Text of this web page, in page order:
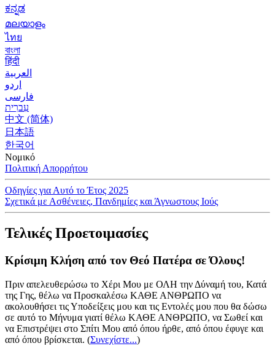
ಕನ್ನಡ
മലയാളം
ไทย
বাংলা
हिंदी
العربية
اردو
فارسی
עִברִית
中文 (简体)
日本語
한국어
Νομικό
Πολιτική Απορρήτου
Οδηγίες για Αυτό το Έτος 2025
Σχετικά με Ασθένειες, Πανδημίες και Άγνωστους Ιούς
Τελικές Προετοιμασίες
Κρίσιμη Κλήση από τον Θεό Πατέρα σε Όλους!
Πριν απελευθερώσω το Χέρι Μου με ΟΛΗ την Δύναμή του, Κατά
της Γης, θέλω να Προσκαλέσω ΚΑΘΕ ΑΝΘΡΩΠΟ να
ακολουθήσει τις Υποδείξεις μου και τις Εντολές μου που θα δώσω
σε αυτό το Μήνυμα γιατί θέλω ΚΑΘΕ ΑΝΘΡΩΠΟ, να Σωθεί και
να Επιστρέψει στο Σπίτι Μου από όπου ήρθε, από όπου έφυγε και
από όπου βρίσκεται. (Συνεχίστε...)